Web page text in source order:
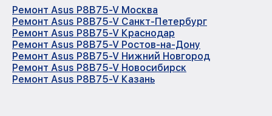
Ремонт Asus P8B75-V Москва
Ремонт Asus P8B75-V Санкт-Петербург
Ремонт Asus P8B75-V Краснодар
Ремонт Asus P8B75-V Ростов-на-Дону
Ремонт Asus P8B75-V Нижний Новгород
Ремонт Asus P8B75-V Новосибирск
Ремонт Asus P8B75-V Казань